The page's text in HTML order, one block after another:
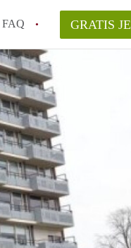
FAQ
op een Appartement in
GRATIS